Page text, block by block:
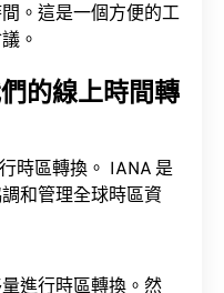
。這是一個方便的工
。
的線上時間轉
時區轉換。 IANA 是
和管理全球時區資
進行時區轉換。然